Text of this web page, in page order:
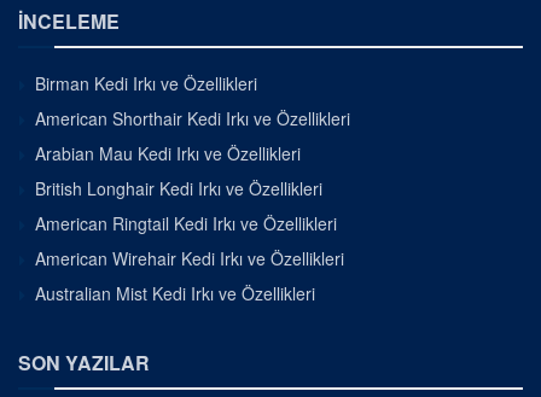
İNCELEME
Birman Kedi Irkı ve Özellikleri
American Shorthair Kedi Irkı ve Özellikleri
Arabian Mau Kedi Irkı ve Özellikleri
British Longhair Kedi Irkı ve Özellikleri
American Ringtail Kedi Irkı ve Özellikleri
American Wirehair Kedi Irkı ve Özellikleri
Australian Mist Kedi Irkı ve Özellikleri
SON YAZILAR